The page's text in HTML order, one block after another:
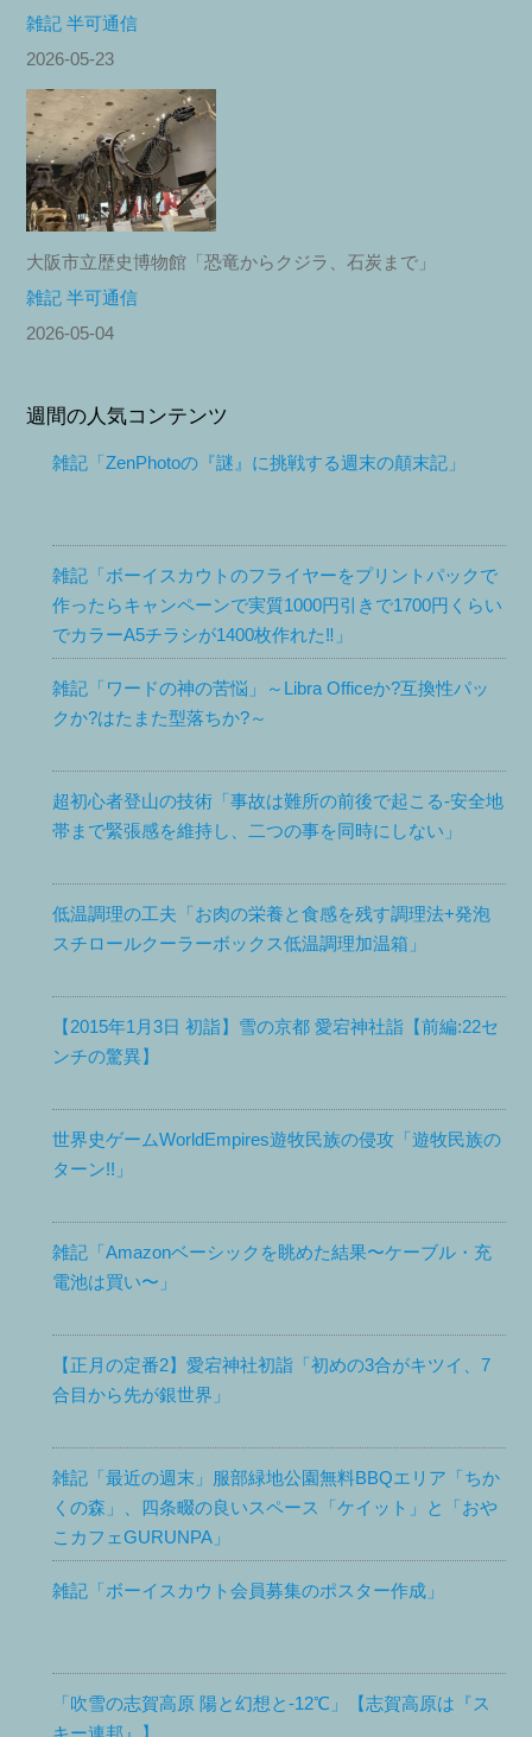
雑記 半可通信
2026-05-23
大阪市立歴史博物館「恐竜からクジラ、石炭まで」
雑記 半可通信
2026-05-04
週間の人気コンテンツ
雑記「ZenPhotoの『謎』に挑戦する週末の顛末記」
雑記「ボーイスカウトのフライヤーをプリントパックで
作ったらキャンペーンで実質1000円引きで1700円くらい
でカラーA5チラシが1400枚作れた‼︎」
雑記「ワードの神の苦悩」～Libra Officeか?互換性パッ
クか?はたまた型落ちか?～
超初心者登山の技術「事故は難所の前後で起こる-安全地
帯まで緊張感を維持し、二つの事を同時にしない」
低温調理の工夫「お肉の栄養と食感を残す調理法+発泡
スチロールクーラーボックス低温調理加温箱」
【2015年1月3日 初詣】雪の京都 愛宕神社詣【前編:22セ
ンチの驚異】
世界史ゲームWorldEmpires遊牧民族の侵攻「遊牧民族の
ターン!!」
雑記「Amazonベーシックを眺めた結果〜ケーブル・充
電池は買い〜」
【正月の定番2】愛宕神社初詣「初めの3合がキツイ、7
合目から先が銀世界」
雑記「最近の週末」服部緑地公園無料BBQエリア「ちか
くの森」、四条畷の良いスペース「ケイット」と「おや
こカフェGURUNPA」
雑記「ボーイスカウト会員募集のポスター作成」
「吹雪の志賀高原 陽と幻想と-12℃」【志賀高原は『ス
キー連邦』】